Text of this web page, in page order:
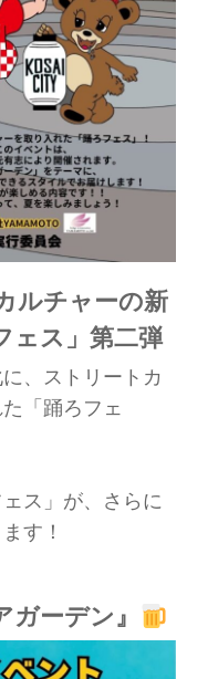
ルチャーの新
ェス」第二弾
、ストリートカ
「踊ろフェ
ス」が、さらに
す！
ーデン』